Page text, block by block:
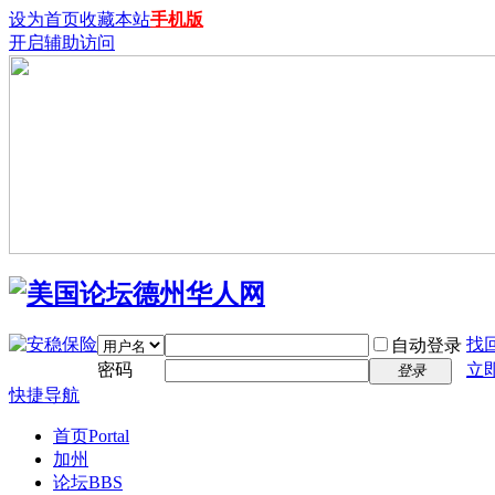
设为首页收藏本站手机版
开启辅助访问
自动登录 找
密码
登录
立
快捷导航
首页Portal
加州
论坛BBS